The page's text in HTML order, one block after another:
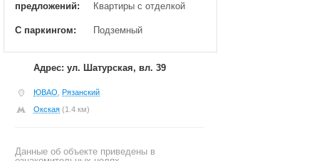
предложений:
Квартиры с отделкой
С паркингом: Подземный
Адрес: ул. Шатурская, вл. 39
ЮВАО Рязанский
Окская (1.4 км)
Данные об объекте приведены в